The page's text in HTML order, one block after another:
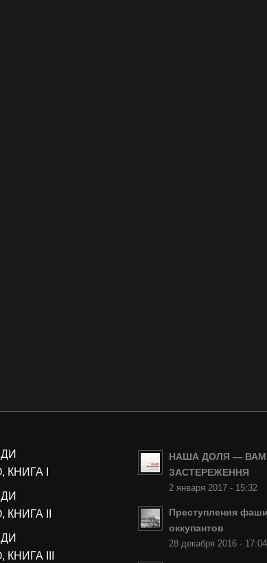
I
II
III
НАША ДОЛЯ — ВАМ
ЗАСТЕРЕЖЕННЯ
2 января 2017 - 15:32
Преступления
оккупантов
28 декабря 2016 - 17:04